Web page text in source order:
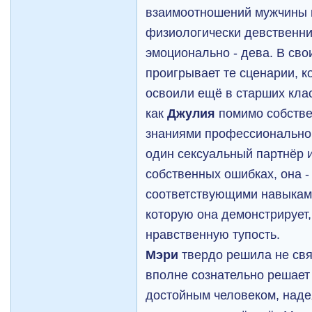
взаимоотношений
физиологически
эмоционально - дева. В
проигрывает те сценарии,
освоили ещё в старших
какДжулия помимо
знаниями
один сексуальный партнёр
собственных ошибках, она
соответствующими
которую она
нравственную тупость.
Мэри твердо решила не
вполне сознательно
достойным человеком,